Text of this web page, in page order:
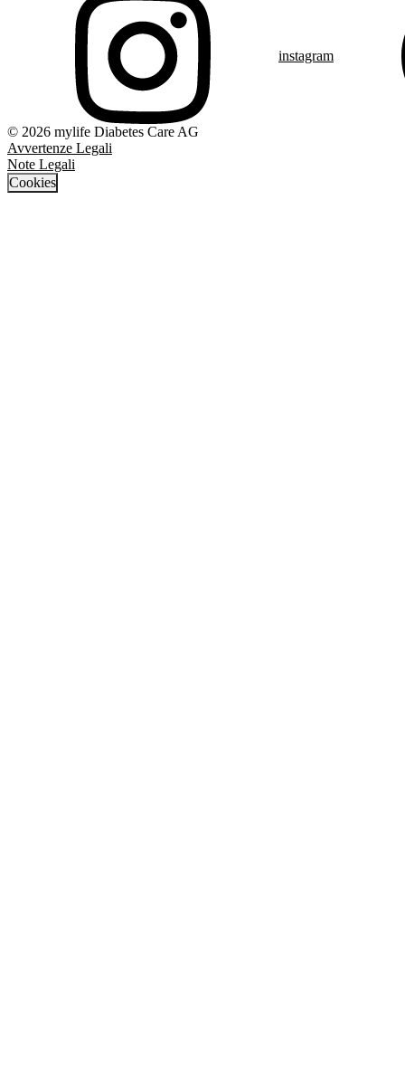
instagram
© 2026 mylife Diabetes Care AG
Avvertenze Legali
Note Legali
Cookies